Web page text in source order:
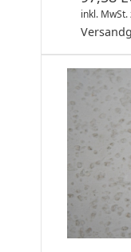
inkl. MwSt.